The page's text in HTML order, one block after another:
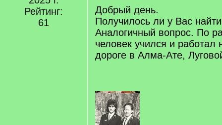
Рейтинг:
61
]
Добрый день.
Получилось ли у Вас
Аналогичный вопрос. По
человек учился и работал
дороге в Алма-Ате,